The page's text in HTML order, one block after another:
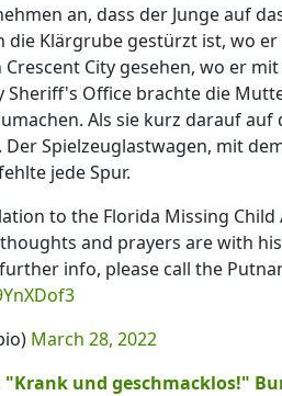
an, dass der Junge auf
die Klärgrube gestürzt ist, wo
City gesehen, wo er
Sheriff's Office brachte die
Als sie kurz darauf
Spielzeuglastwagen, mit
jede Spur.
to the Florida Missing
and prayers are with
info, please call the
March 28, 2022
"Krank und geschmacklos!"